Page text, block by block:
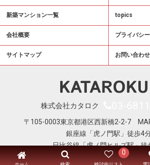
新築マンション一覧 topics
会社概要 プライバシ
サイトマップ お問い合わせ
株式会社カタロク
〒105-0003東京都港区西新橋2-2-7
銀座線「虎ノ門駅」徒歩4
日比谷線「虎ノ門ヒルズ駅」徒
Copyright © KATAROKU All Right
0